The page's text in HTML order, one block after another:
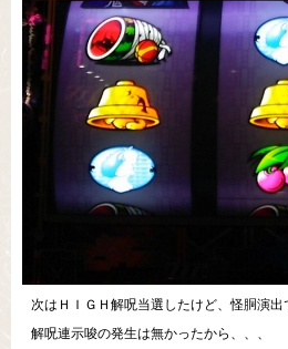
次はＨＩＧＨ解呪当選したけど、怪胴演出
解呪連示唆の発生は無かったから、、、